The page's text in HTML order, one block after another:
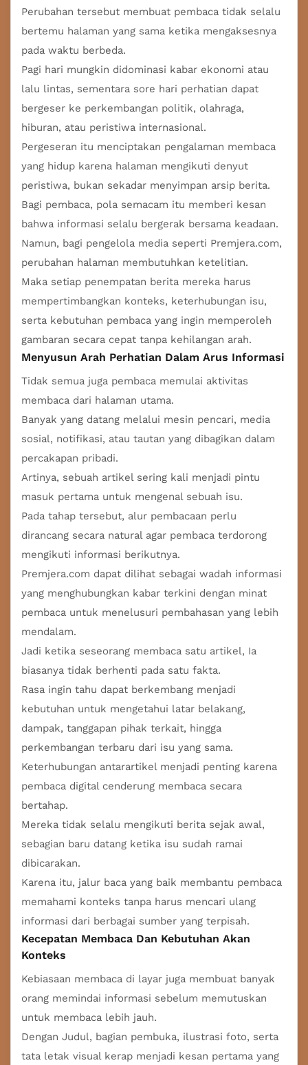
Perubahan tersebut membuat pembaca tidak selalu
bertemu halaman yang sama ketika mengaksesnya
pada waktu berbeda.
Pagi hari mungkin didominasi kabar ekonomi atau
lalu lintas, sementara sore hari perhatian dapat
bergeser ke perkembangan politik, olahraga,
hiburan, atau peristiwa internasional.
Pergeseran itu menciptakan pengalaman membaca
yang hidup karena halaman mengikuti denyut
peristiwa, bukan sekadar menyimpan arsip berita.
Bagi pembaca, pola semacam itu memberi kesan
bahwa informasi selalu bergerak bersama keadaan.
Namun, bagi pengelola media seperti Premjera.com,
perubahan halaman membutuhkan ketelitian.
Maka setiap penempatan berita mereka harus
mempertimbangkan konteks, keterhubungan isu,
serta kebutuhan pembaca yang ingin memperoleh
gambaran secara cepat tanpa kehilangan arah.
Menyusun Arah Perhatian Dalam Arus Informasi
Tidak semua juga pembaca memulai aktivitas
membaca dari halaman utama.
Banyak yang datang melalui mesin pencari, media
sosial, notifikasi, atau tautan yang dibagikan dalam
percakapan pribadi.
Artinya, sebuah artikel sering kali menjadi pintu
masuk pertama untuk mengenal sebuah isu.
Pada tahap tersebut, alur pembacaan perlu
dirancang secara natural agar pembaca terdorong
mengikuti informasi berikutnya.
Premjera.com dapat dilihat sebagai wadah informasi
yang menghubungkan kabar terkini dengan minat
pembaca untuk menelusuri pembahasan yang lebih
mendalam.
Jadi ketika seseorang membaca satu artikel, Ia
biasanya tidak berhenti pada satu fakta.
Rasa ingin tahu dapat berkembang menjadi
kebutuhan untuk mengetahui latar belakang,
dampak, tanggapan pihak terkait, hingga
perkembangan terbaru dari isu yang sama.
Keterhubungan antarartikel menjadi penting karena
pembaca digital cenderung membaca secara
bertahap.
Mereka tidak selalu mengikuti berita sejak awal,
sebagian baru datang ketika isu sudah ramai
dibicarakan.
Karena itu, jalur baca yang baik membantu pembaca
memahami konteks tanpa harus mencari ulang
informasi dari berbagai sumber yang terpisah.
Kecepatan Membaca Dan Kebutuhan Akan
Konteks
Kebiasaan membaca di layar juga membuat banyak
orang memindai informasi sebelum memutuskan
untuk membaca lebih jauh.
Dengan Judul, bagian pembuka, ilustrasi foto, serta
tata letak visual kerap menjadi kesan pertama yang